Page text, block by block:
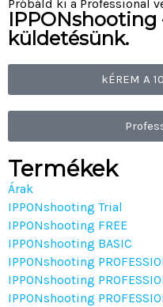
Próbáld ki a Professional
IPPONshooting
küldetésünk.
kÉREM A
Termékek
Árak
IPPONshooting Trial
IPPONshooting FREE
IPPONshooting BASIC
IPPONshooting
IPPONshooting
IPPONshooting